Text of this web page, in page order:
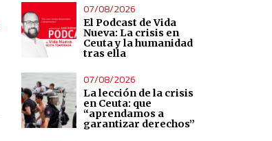
07/08/2026
El Podcast de Vida
Nueva: La crisis en
Ceuta y la humanidad
tras ella
07/08/2026
La lección de la crisis
en Ceuta: que
“aprendamos a
garantizar derechos”